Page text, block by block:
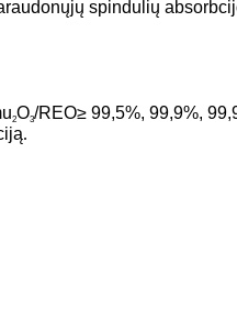
spindulių
2O3/REO≥ 99,5%, 99,9%,
.